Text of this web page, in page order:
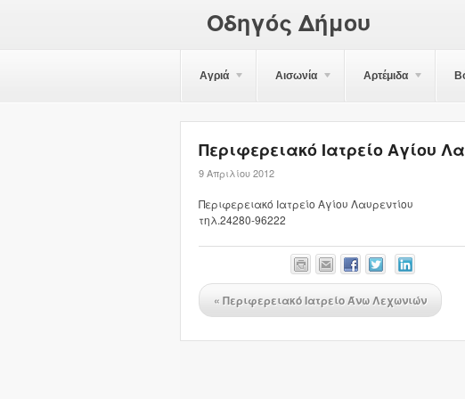
Οδηγός Δήμου
Αγριά Αισωνία Αρτέμιδα
Περιφερειακό Ιατρείο Αγίου
9 Απριλίου 2012
Περιφερειακό Ιατρείο Αγίου Λαυρεντίου
τηλ.24280-96222
« Περιφερειακό Ιατρείο Άνω Λεχωνιών